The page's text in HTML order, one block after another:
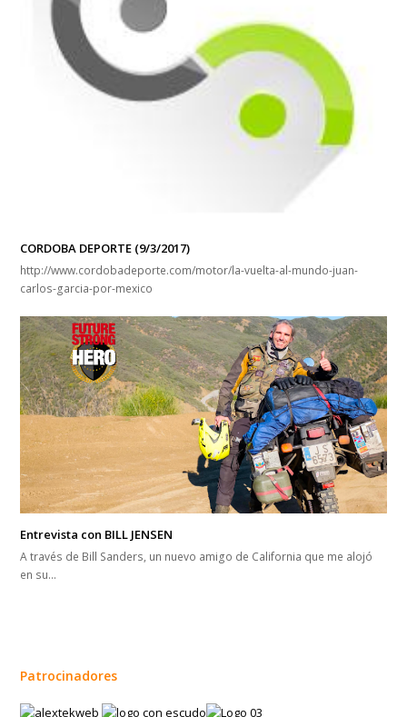
CORDOBA DEPORTE (9/3/2017)
http://www.cordobadeporte.com/motor/la-vuelta-al-mundo-juan-
carlos-garcia-por-mexico
Entrevista con BILL JENSEN
A través de Bill Sanders, un nuevo amigo de California que me alojó
en su…
Patrocinadores